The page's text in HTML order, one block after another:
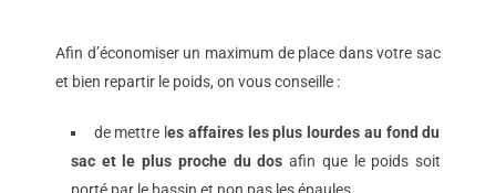
Afin d’économiser un maximum de place dans votre sac
et bien repartir le poids, on vous conseille :
de mettre l es affaires les plus lourdes au fond du
sac et le plus proche du dos afin que le poids soit